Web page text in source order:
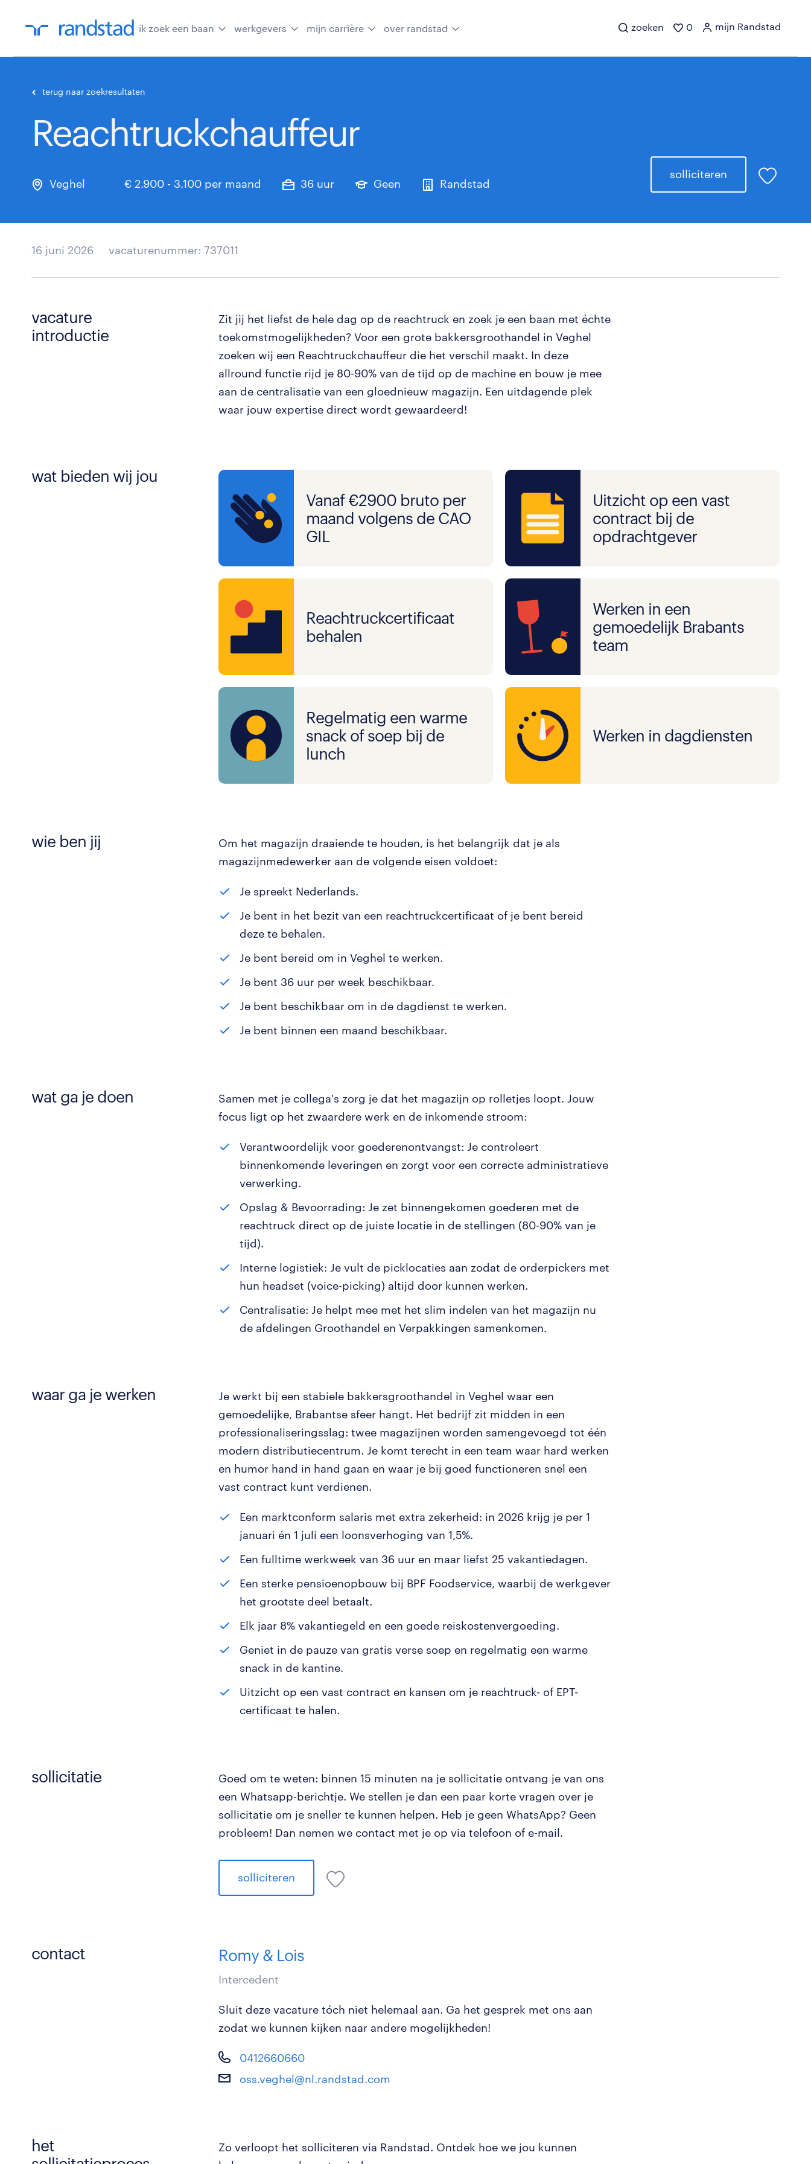
ik zoek een baan werkgevers mijn carrière over randstad zoeken 0 mijn Randstad
terug naar zoekresultaten
Reachtruckchauffeur
Veghel € 2.900 - 3.100 per maand 36 uur Geen Randstad
solliciteren
16 juni 2026 vacaturenummer: 737011
vacature
introductie
Zit jij het liefst de hele dag op de reachtruck en zoek je een baan met échte
toekomstmogelijkheden? Voor een grote bakkersgroothandel in Veghel
zoeken wij een Reachtruckchauffeur die het verschil maakt. In deze
allround functie rijd je 80-90% van de tijd op de machine en bouw je mee
aan de centralisatie van een gloednieuw magazijn. Een uitdagende plek
waar jouw expertise direct wordt gewaardeerd!
wat bieden wij jou
Vanaf €2900 bruto per
maand volgens de CAO
GIL
Uitzicht op een vast
contract bij de
opdrachtgever
Reachtruckcertificaat
behalen
Werken in een
gemoedelijk Brabants
team
Regelmatig een warme
snack of soep bij de
lunch
Werken in dagdiensten
wie ben jij
Om het magazijn draaiende te houden, is het belangrijk dat je als
magazijnmedewerker aan de volgende eisen voldoet:
Je spreekt Nederlands.
Je bent in het bezit van een reachtruckcertificaat of je bent bereid
deze te behalen.
Je bent bereid om in Veghel te werken.
Je bent 36 uur per week beschikbaar.
Je bent beschikbaar om in de dagdienst te werken.
Je bent binnen een maand beschikbaar.
wat ga je doen
Samen met je collega's zorg je dat het magazijn op rolletjes loopt. Jouw
focus ligt op het zwaardere werk en de inkomende stroom:
Verantwoordelijk voor goederenontvangst: Je controleert
binnenkomende leveringen en zorgt voor een correcte administratieve
verwerking.
Opslag & Bevoorrading: Je zet binnengekomen goederen met de
reachtruck direct op de juiste locatie in de stellingen (80-90% van je
tijd).
Interne logistiek: Je vult de picklocaties aan zodat de orderpickers met
hun headset (voice-picking) altijd door kunnen werken.
Centralisatie: Je helpt mee met het slim indelen van het magazijn nu
de afdelingen Groothandel en Verpakkingen samenkomen.
waar ga je werken
Je werkt bij een stabiele bakkersgroothandel in Veghel waar een
gemoedelijke, Brabantse sfeer hangt. Het bedrijf zit midden in een
professionaliseringsslag: twee magazijnen worden samengevoegd tot één
modern distributiecentrum. Je komt terecht in een team waar hard werken
en humor hand in hand gaan en waar je bij goed functioneren snel een
vast contract kunt verdienen.
Een marktconform salaris met extra zekerheid: in 2026 krijg je per 1
januari én 1 juli een loonsverhoging van 1,5%.
Een fulltime werkweek van 36 uur en maar liefst 25 vakantiedagen.
Een sterke pensioenopbouw bij BPF Foodservice, waarbij de werkgever
het grootste deel betaalt.
Elk jaar 8% vakantiegeld en een goede reiskostenvergoeding.
Geniet in de pauze van gratis verse soep en regelmatig een warme
snack in de kantine.
Uitzicht op een vast contract en kansen om je reachtruck- of EPT-
certificaat te halen.
sollicitatie
Goed om te weten: binnen 15 minuten na je sollicitatie ontvang je van ons
een Whatsapp-berichtje. We stellen je dan een paar korte vragen over je
sollicitatie om je sneller te kunnen helpen. Heb je geen WhatsApp? Geen
probleem! Dan nemen we contact met je op via telefoon of e-mail.
solliciteren
contact Romy & Lois
Intercedent
Sluit deze vacature tóch niet helemaal aan. Ga het gesprek met ons aan
zodat we kunnen kijken naar andere mogelijkheden!
0412660660
oss.veghel@nl.randstad.com
het
Zo verloopt het solliciteren via Randstad. Ontdek hoe we jou kunnen